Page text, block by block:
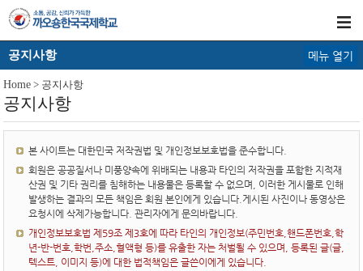
공지사항 메뉴 열기
Home > 공지사항
공지사항
본 사이트는 대한민국 저작권법 및 개인정보보호법을 준수합니다.
회원은 공공질서나 미풍양속에 위배되는 내용과 타인의 저작권을 포함한 지적재
산권 및 기타 권리를 침해하는 내용물은 등록할 수 없으며, 이러한 게시물로 인해
발생하는 결과의 모든 책임은 회원 본인에게 있습니다.게시된 사진이나 동영상은
요청시에 삭제가능합니다. 관리자에게 문의바랍니다.
개인정보보호법 제59조 제3호에 따라 타인의 개인정보(주민번호,핸드폰번호,학
년-반-번호,학번,주소,혈액형 등)를 유출한 자는 처벌될 수 있으며, 등록된 글(글,
텍스트, 이미지 등)에 대한 법적책임은 글쓴이에게 있습니다.